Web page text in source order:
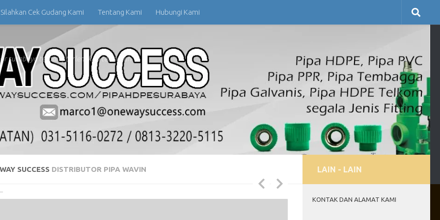
Silahkan Cek Gudang Kami Tentang Kami Hubungi Kami
surabaya terbaik, terlengkap termurah
SUCCESS DISTRIBUTOR PIPA WAVIN LAIN - LAIN
KONTAK DAN ALAMAT KAMI